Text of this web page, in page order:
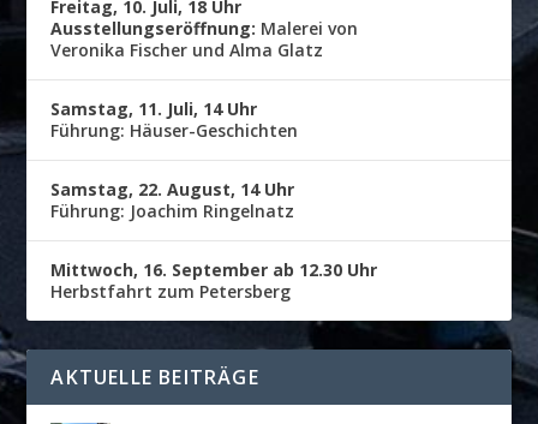
Freitag, 10. Juli, 18 Uhr
Ausstellungseröffnung: Malerei von
Veronika Fischer und Alma Glatz
Samstag, 11. Juli, 14 Uhr
Führung: Häuser-Geschichten
Samstag, 22. August, 14 Uhr
Führung: Joachim Ringelnatz
Mittwoch, 16. September ab 12.30 Uhr
Herbstfahrt zum Petersberg
AKTUELLE BEITRÄGE